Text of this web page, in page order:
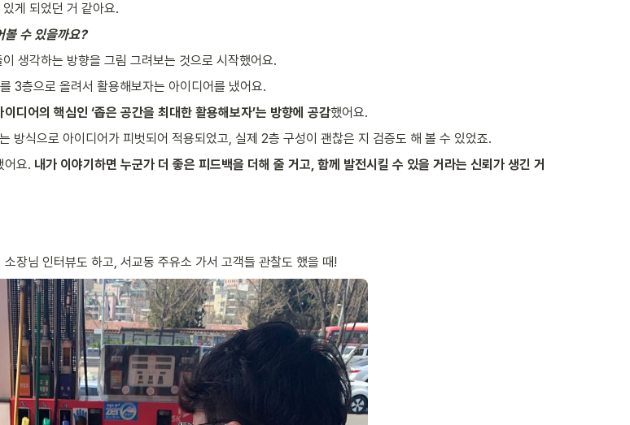
게 되었던 거 같아요.
볼 수 있을까요?
생각하는 방향을 그림 그려보는 것으로 시작했어요.
3층으로 올려서 활용해보자는 아이디어를 냈어요.
이디어의 핵심인 ‘좁은 공간을 최대한 활용해보자’는 방향에 공감했어요.
방식으로 아이디어가 피벗되어 적용되었고, 실제 2층 구성이 괜찮은 지 검증도 해 볼 수 있었죠.
어요. 내가 이야기하면 누군가 더 좋은 피드백을 더해 줄 거고, 함께 발전시킬 수 있을 거라는 신뢰가 생긴 거
장님 인터뷰도 하고, 서교동 주유소 가서 고객들 관찰도 했을 때!